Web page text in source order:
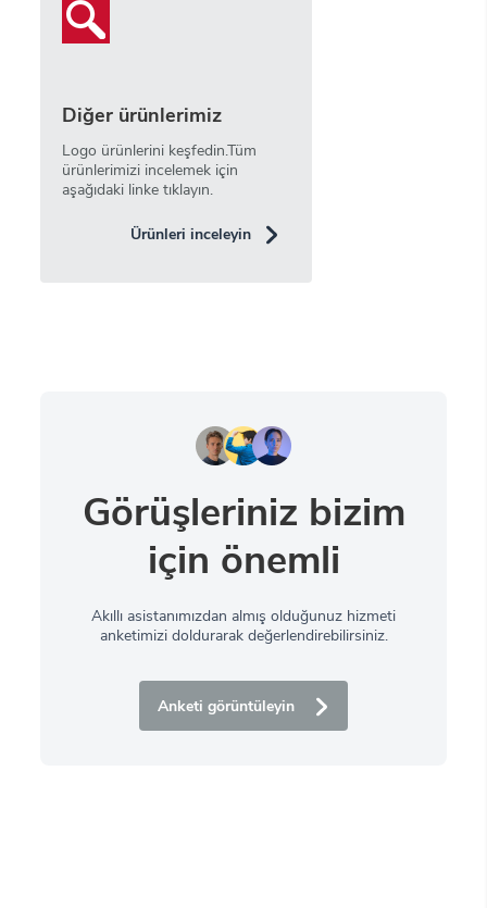
Diğer ürünlerimiz
Logo ürünlerini keşfedin.Tüm
ürünlerimizi incelemek için
aşağıdaki linke tıklayın.
Ürünleri inceleyin
Görüşleriniz bizim
için önemli
Akıllı asistanımızdan almış olduğunuz hizmeti
anketimizi doldurarak değerlendirebilirsiniz.
Anketi görüntüleyin